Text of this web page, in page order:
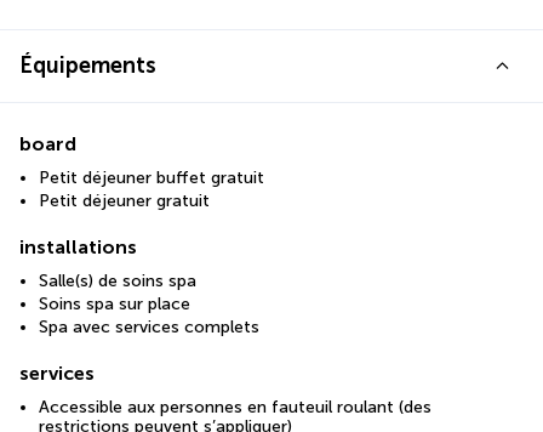
Équipements
board
Petit déjeuner buffet gratuit
Petit déjeuner gratuit
installations
Salle(s) de soins spa
Soins spa sur place
Spa avec services complets
services
Accessible aux personnes en fauteuil roulant (des
restrictions peuvent s’appliquer)